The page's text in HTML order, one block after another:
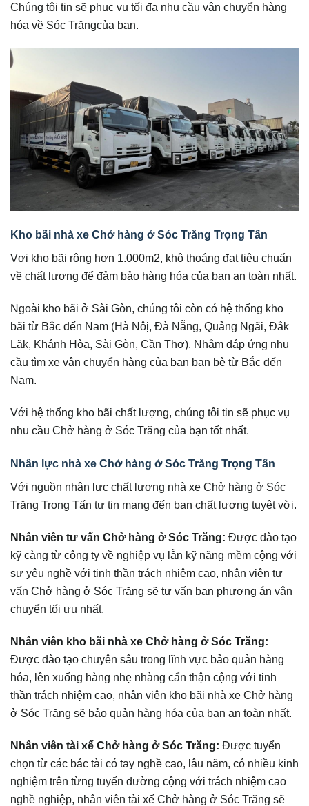
Chúng tôi tin sẽ phục vụ tối đa nhu cầu vận chuyển hàng
hóa về Sóc Trăngcủa bạn.
Kho bãi nhà xe Chở hàng ở Sóc Trăng Trọng Tấn
Vơi kho bãi rộng hơn 1.000m2, khô thoáng đạt tiêu chuẩn
về chất lượng để đảm bảo hàng hóa của bạn an toàn nhất.
Ngoài kho bãi ở Sài Gòn, chúng tôi còn có hệ thống kho
bãi từ Bắc đến Nam (Hà Nôị, Đà Nẵng, Quảng Ngãi, Đắk
Lăk, Khánh Hòa, Sài Gòn, Cần Thơ). Nhằm đáp ứng nhu
cầu tìm xe vận chuyển hàng của bạn bạn bè từ Bắc đến
Nam.
Với hệ thống kho bãi chất lượng, chúng tôi tin sẽ phục vụ
nhu cầu Chở hàng ở Sóc Trăng của bạn tốt nhất.
Nhân lực nhà xe Chở hàng ở Sóc Trăng Trọng Tấn
Với nguồn nhân lực chất lượng nhà xe Chở hàng ở Sóc
Trăng Trọng Tấn tự tin mang đến bạn chất lượng tuyệt vời.
Nhân viên tư vấn Chở hàng ở Sóc Trăng: Được đào tạo
kỹ càng từ công ty về nghiệp vụ lẫn kỹ năng mềm cộng với
sự yêu nghề với tinh thần trách nhiệm cao, nhân viên tư
vấn Chở hàng ở Sóc Trăng sẽ tư vấn bạn phương án vận
chuyển tối ưu nhất.
Nhân viên kho bãi nhà xe Chở hàng ở Sóc Trăng:
Được đào tạo chuyên sâu trong lĩnh vực bảo quản hàng
hóa, lên xuống hàng nhẹ nhàng cẩn thận cộng với tinh
thần trách nhiệm cao, nhân viên kho bãi nhà xe Chở hàng
ở Sóc Trăng sẽ bảo quản hàng hóa của bạn an toàn nhất.
Nhân viên tài xế Chở hàng ở Sóc Trăng: Được tuyển
chọn từ các bác tài có tay nghề cao, lâu năm, có nhiều kinh
nghiệm trên từng tuyến đường cộng với trách nhiệm cao
nghề nghiệp, nhân viên tài xế Chở hàng ở Sóc Trăng sẽ